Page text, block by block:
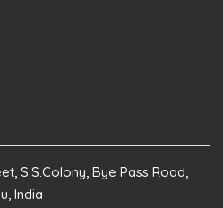
S.S.Colony, Bye Pass Road,
India